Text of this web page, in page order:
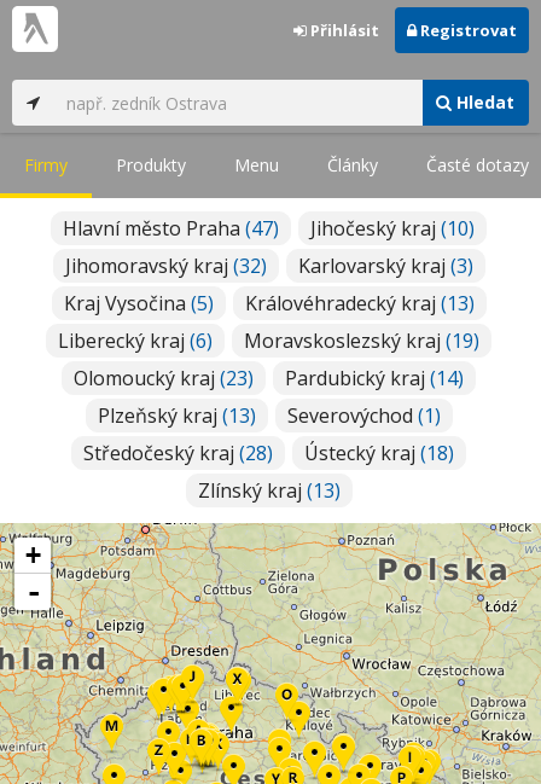
Hledat
Přihlásit Registrovat
Firmy Produkty Menu Články Časté dotazy
Hlavní město Praha (47) Jihočeský kraj (10)
Jihomoravský kraj (32) Karlovarský kraj (3)
Kraj Vysočina (5) Královéhradecký kraj (13)
Liberecký kraj (6) Moravskoslezský kraj (19)
Olomoucký kraj (23) Pardubický kraj (14)
Plzeňský kraj (13) Severovýchod (1)
Středočeský kraj (28) Ústecký kraj (18)
Zlínský kraj (13)
+
-